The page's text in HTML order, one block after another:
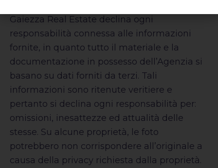
Gaiezza Real Estate declina ogni
responsabilità connessa alle informazioni
fornite, in quanto tutto il materiale e la
documentazione in possesso dell’Agenzia si
basano su dati forniti da terzi. Tali
informazioni sono ritenute veritiere e
pertanto si declina ogni responsabilità per:
omissioni, inesattezze ed attualità delle
stesse. Su alcune proprietà, le foto
potrebbero non corrispondere all’originale a
causa della privacy richiesta dalla proprietà.